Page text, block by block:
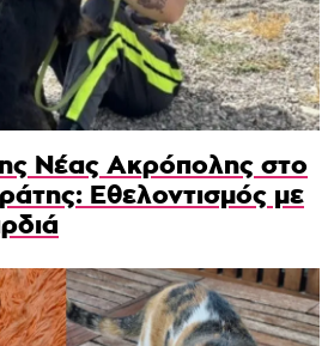
Νέας Ακρόπολης στο
Εθελοντισμός με